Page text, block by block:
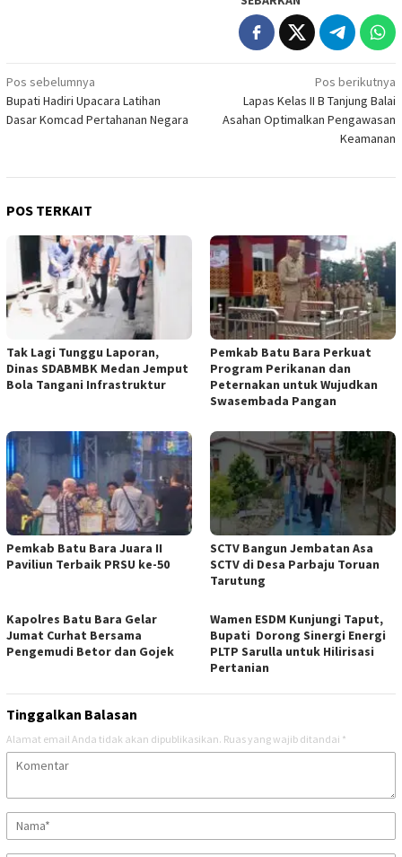
Navigasi
pos
Pos sebelumnya
Bupati Hadiri Upacara Latihan
Dasar Komcad Pertahanan Negara
Pos berikutnya
Lapas Kelas II B Tanjung Balai
Asahan Optimalkan Pengawasan
Keamanan
POS TERKAIT
Tak Lagi Tunggu Laporan,
Dinas SDABMBK Medan Jemput
Bola Tangani Infrastruktur
Pemkab Batu Bara Perkuat
Program Perikanan dan
Peternakan untuk Wujudkan
Swasembada Pangan
Pemkab Batu Bara Juara II
Paviliun Terbaik PRSU ke-50
SCTV Bangun Jembatan Asa
SCTV di Desa Parbaju Toruan
Tarutung
Kapolres Batu Bara Gelar
Jumat Curhat Bersama
Pengemudi Betor dan Gojek
Wamen ESDM Kunjungi Taput,
Bupati Dorong Sinergi Energi
PLTP Sarulla untuk Hilirisasi
Pertanian
Tinggalkan Balasan
Alamat email Anda tidak akan dipublikasikan. Ruas yang wajib ditandai *